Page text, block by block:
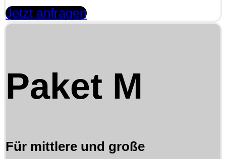
Jetzt anfragen
Paket M
Für mittlere und große